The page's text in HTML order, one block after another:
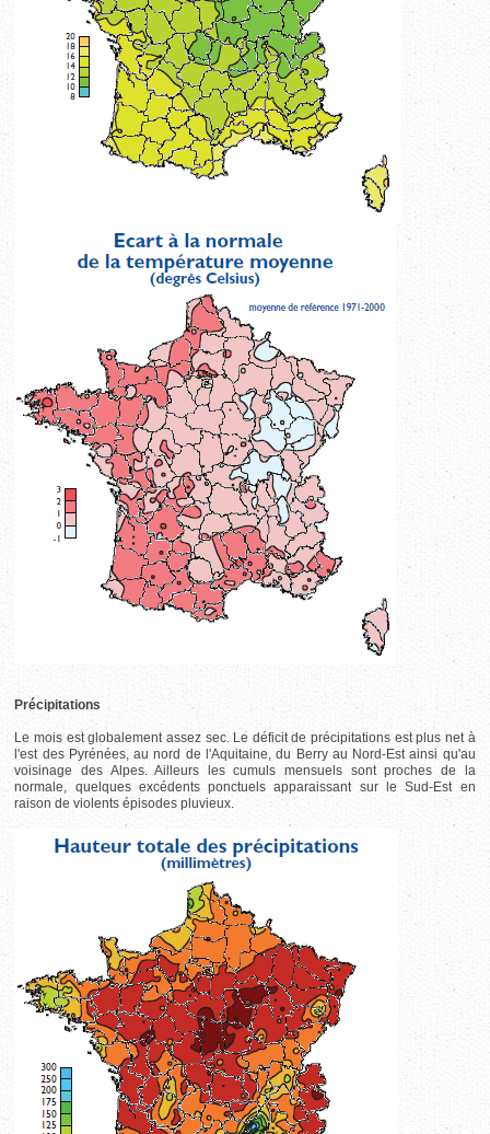
Précipitations
Le mois est globalement assez sec. Le déficit de précipitations est plus net à
l'est des Pyrénées, au nord de l'Aquitaine, du Berry au Nord-Est ainsi qu'au
voisinage des Alpes. Ailleurs les cumuls mensuels sont proches de la
normale, quelques excédents ponctuels apparaissant sur le Sud-Est en
raison de violents épisodes pluvieux.